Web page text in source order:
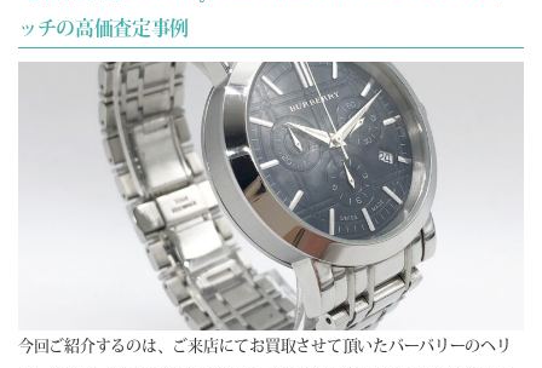
ッチの高価査定事例
今回ご紹介するのは、ご来店にてお買取させて頂いたバーバリーのヘリ